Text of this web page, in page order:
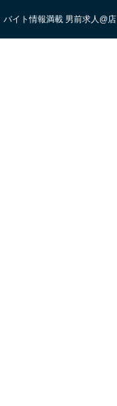
イト情報満載 男前求人@店